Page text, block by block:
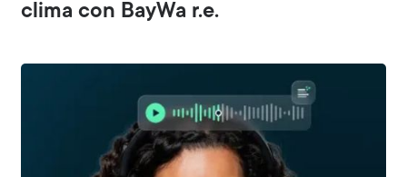
clima con BayWa r.e.